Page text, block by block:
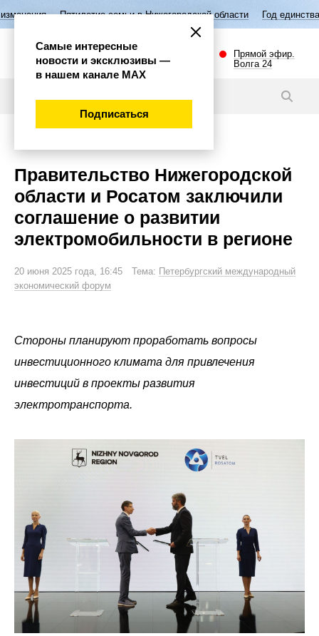
семьи в Нижегородской области Год единства народов
Прямой эфир.
Волга 24
Правительство Нижегородской
области и Росатом заключили
соглашение о развитии
электромобильности в регионе
20 июня 2025 года, 16:45 Тема: Петербургский международный
экономический форум
Стороны планируют проработать вопросы
инвестиционного климата для привлечения
инвестиций в проекты развития
электротранспорта.
Самые интересные
новости и эксклюзивы —
в нашем канале МАХ
Подписаться